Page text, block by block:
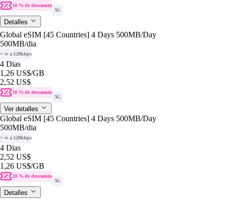
10 % de descuento
5G
Detalles
Global eSIM [45 Countries] 4 Days 500MB/Day
500MB/dia
+ ∞ a 128kbps
4 Dias
1,26 US$/GB
2,52 US$
10 % de descuento
5G
Ver detalles
Global eSIM [45 Countries] 4 Days 500MB/Day
500MB/dia
+ ∞ a 128kbps
4 Dias
2,52 US$
1,26 US$/GB
10 % de descuento
5G
Detalles